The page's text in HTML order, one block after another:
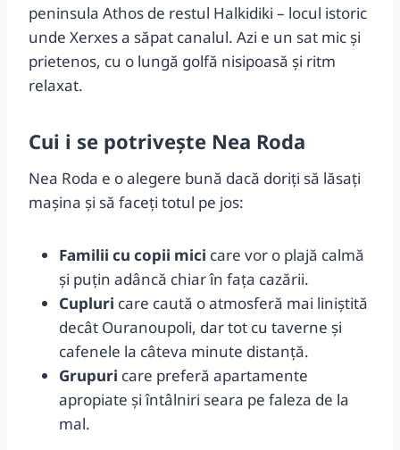
peninsula Athos de restul Halkidiki – locul istoric
unde Xerxes a săpat canalul. Azi e un sat mic și
prietenos, cu o lungă golfă nisipoasă și ritm
relaxat.
Cui i se potrivește Nea Roda
Nea Roda e o alegere bună dacă doriți să lăsați
mașina și să faceți totul pe jos:
Familii cu copii mici care vor o plajă calmă
și puțin adâncă chiar în fața cazării.
Cupluri care caută o atmosferă mai liniștită
decât Ouranoupoli, dar tot cu taverne și
cafenele la câteva minute distanță.
Grupuri care preferă apartamente
apropiate și întâlniri seara pe faleza de la
mal.